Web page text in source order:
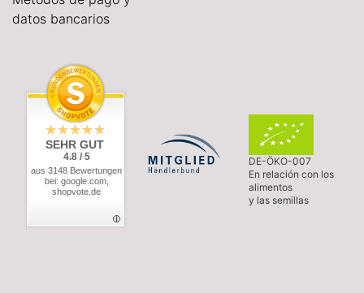
datos bancarios
SEHR GUT
4.8 / 5
aus 3148 Bewertungen
bei: google.com,
shopvote.de
DE-ÖKO-007
En relación con los
alimentos
y las semillas